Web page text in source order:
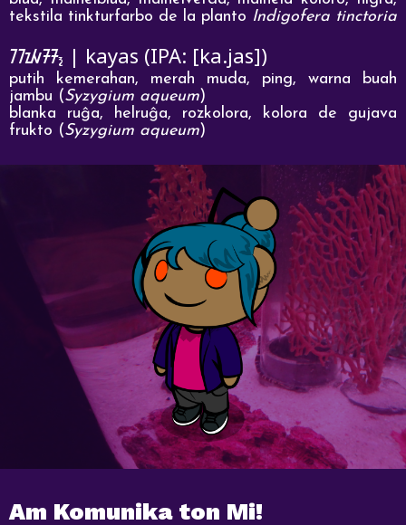
tekstila tinkturfarbo de la planto Indigofera tinctoria
ᮊᮚᮞ᮪ | kayas (IPA: [ka.jas])
putih kemerahan, merah muda, ping, warna buah
jambu (Syzygium aqueum)
blanka ruĝa, helruĝa, rozkolora, kolora de gujava
frukto (Syzygium aqueum)
Am Komunika ton Mi!